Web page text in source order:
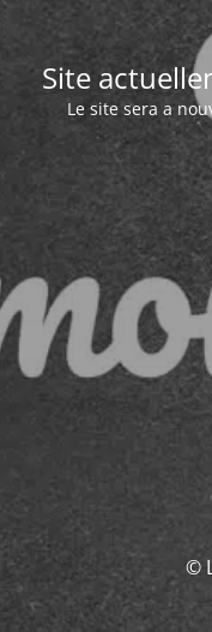
Site
Le site sera a
©